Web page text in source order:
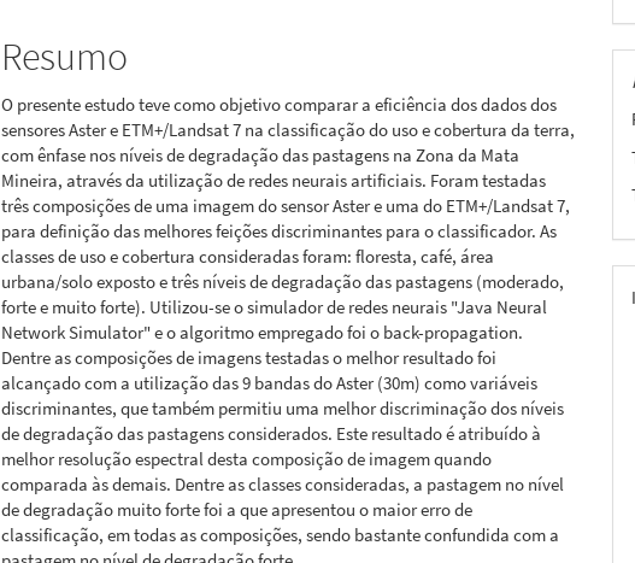
Resumo
O presente estudo teve como objetivo comparar a eficiência dos dados dos
sensores Aster e ETM+/Landsat 7 na classificação do uso e cobertura da terra,
com ênfase nos níveis de degradação das pastagens na Zona da Mata
Mineira, através da utilização de redes neurais artificiais. Foram testadas
três composições de uma imagem do sensor Aster e uma do ETM+/Landsat 7,
para definição das melhores feições discriminantes para o classificador. As
classes de uso e cobertura consideradas foram: floresta, café, área
urbana/solo exposto e três níveis de degradação das pastagens (moderado,
forte e muito forte). Utilizou-se o simulador de redes neurais "Java Neural
Network Simulator" e o algoritmo empregado foi o back-propagation.
Dentre as composições de imagens testadas o melhor resultado foi
alcançado com a utilização das 9 bandas do Aster (30m) como variáveis
discriminantes, que também permitiu uma melhor discriminação dos níveis
de degradação das pastagens considerados. Este resultado é atribuído à
melhor resolução espectral desta composição de imagem quando
comparada às demais. Dentre as classes consideradas, a pastagem no nível
de degradação muito forte foi a que apresentou o maior erro de
classificação, em todas as composições, sendo bastante confundida com a